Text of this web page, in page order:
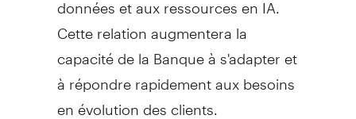
Cette relation augmentera la
capacité de la Banque à s'adapter et
à répondre rapidement aux besoins
en évolution des clients.